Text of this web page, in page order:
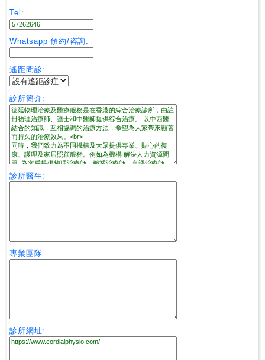
室
服
務
公
立
醫
院
私
醫
醫
醫
Tel:
Whatsapp 預約/咨詢:
遙距問診:
診所簡介:
診所醫生:
專業團隊
診所網址: